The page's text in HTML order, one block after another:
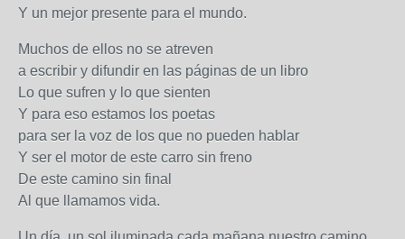
Y un mejor presente para el mundo.
Muchos de ellos no se atreven
a escribir y difundir en las páginas de un libro
Lo que sufren y lo que sienten
Y para eso estamos los poetas
para ser la voz de los que no pueden hablar
Y ser el motor de este carro sin freno
De este camino sin final
Al que llamamos vida.